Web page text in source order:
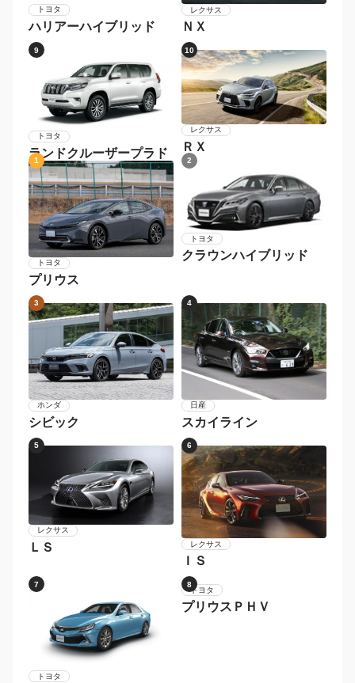
トヨタ
ハリアーハイブリッド
レクサス
ＮＸ
9
トヨタ
ランドクルーザープラド
10
レクサス
ＲＸ
1
トヨタ
プリウス
2
トヨタ
クラウンハイブリッド
3
ホンダ
シビック
4
日産
スカイライン
5
レクサス
ＬＳ
6
レクサス
ＩＳ
7
トヨタ
8